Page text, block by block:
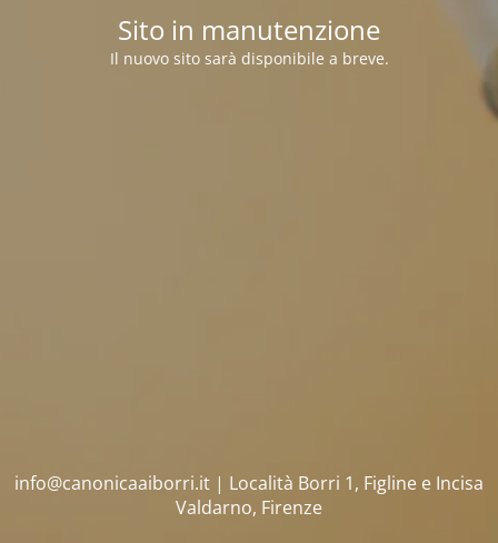
Sito in manutenzione
Il nuovo sito sarà disponibile a breve.
info@canonicaaiborri.it | Località Borri 1, Figline e Incisa
Valdarno, Firenze